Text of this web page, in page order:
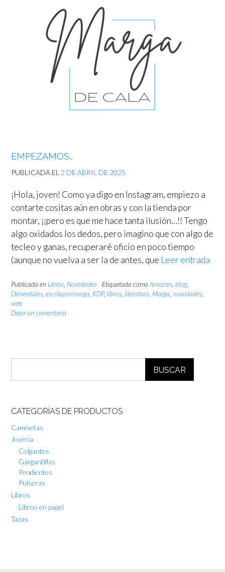
EMPEZAMOS…
PUBLICADA EL 2 DE ABRIL DE 2025
¡Hola, joven! Como ya digo en Instagram, empiezo a
contarte cositas aún en obras y con la tienda por
montar, ¡¡pero es que me hace tanta ilusión…!! Tengo
algo oxidados los dedos, pero imagino que con algo de
tecleo y ganas, recuperaré oficio en poco tiempo
(aunque no vuelva a ser la de antes, que Leer entrada
Publicada en Libros, Novedades Etiquetada comoAmazon, blog,
Dementales, escritopormarga, KDP, libros, literatura, Marga, novedades,
web
Dejar un comentario
BUSCAR
CATEGORÍAS DE PRODUCTOS
Camisetas
Joyería
Colgantes
Gargantillas
Pendientes
Pulseras
Libros
Libros en papel
Tazas